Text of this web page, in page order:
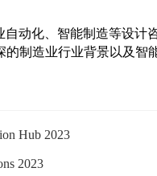
动化、智能制造等设计
制造业行业背景以及智
Hub 2023
2023